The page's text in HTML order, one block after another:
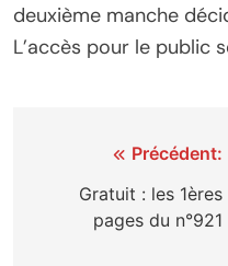
deuxième manche
L’accès pour le public
Navigation
l’article
Précédent:
Gratuit : les 1ères
pages du n°921